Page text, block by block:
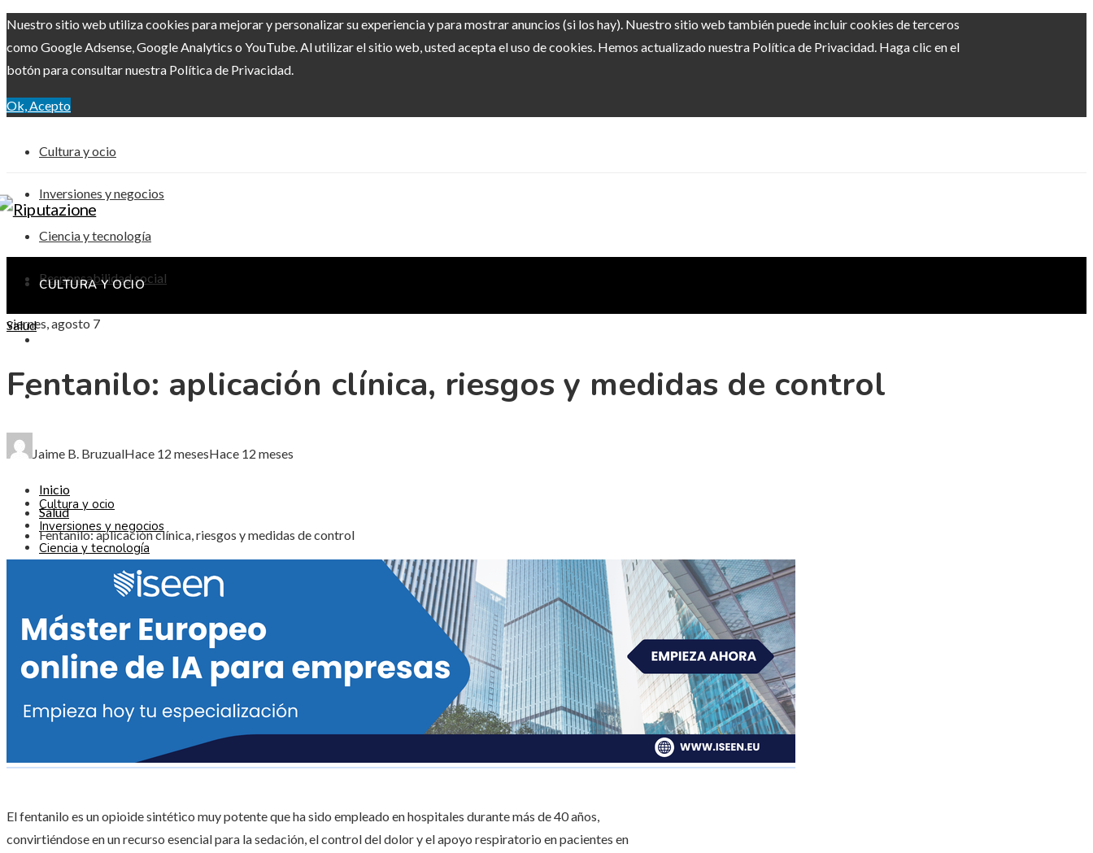
Nuestro sitio web utiliza cookies para mejorar y personalizar su experiencia y para mostrar anuncios (si los hay). Nuestro sitio web también puede incluir cookies de terceros
como Google Adsense, Google Analytics o YouTube. Al utilizar el sitio web, usted acepta el uso de cookies. Hemos actualizado nuestra Política de Privacidad. Haga clic en el
botón para consultar nuestra Política de Privacidad.
Ok, Acepto
Cultura y ocio
Inversiones y negocios
Ciencia y tecnología
Responsabilidad social
viernes, agosto 7
CULTURA Y OCIO
CIENCIA Y TECNOLOGÍA
RESPONSABILIDAD SOCIAL
Cultura y ocio
Inversiones y negocios
Ciencia y tecnología
Responsabilidad social
Salud
Fentanilo: aplicación clínica, riesgos y medidas de control
Jaime B. BruzualHace 12 mesesHace 12 meses
Inicio
Salud
Fentanilo: aplicación clínica, riesgos y medidas de control
El fentanilo es un opioide sintético muy potente que ha sido empleado en hospitales durante más de 40 años,
convirtiéndose en un recurso esencial para la sedación, el control del dolor y el apoyo respiratorio en pacientes en